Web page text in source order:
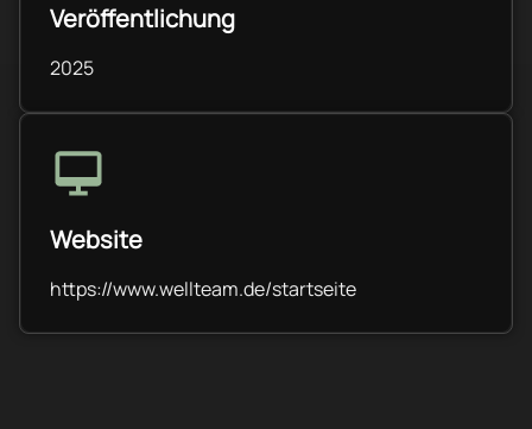
Veröffentlichung
2025
Website
https://www.wellteam.de/startseite